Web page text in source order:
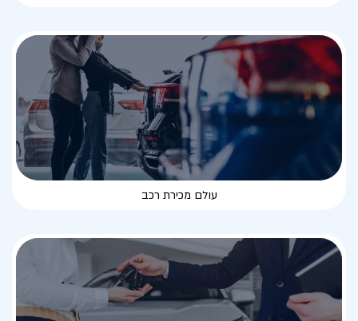
עולם מכירת רכב